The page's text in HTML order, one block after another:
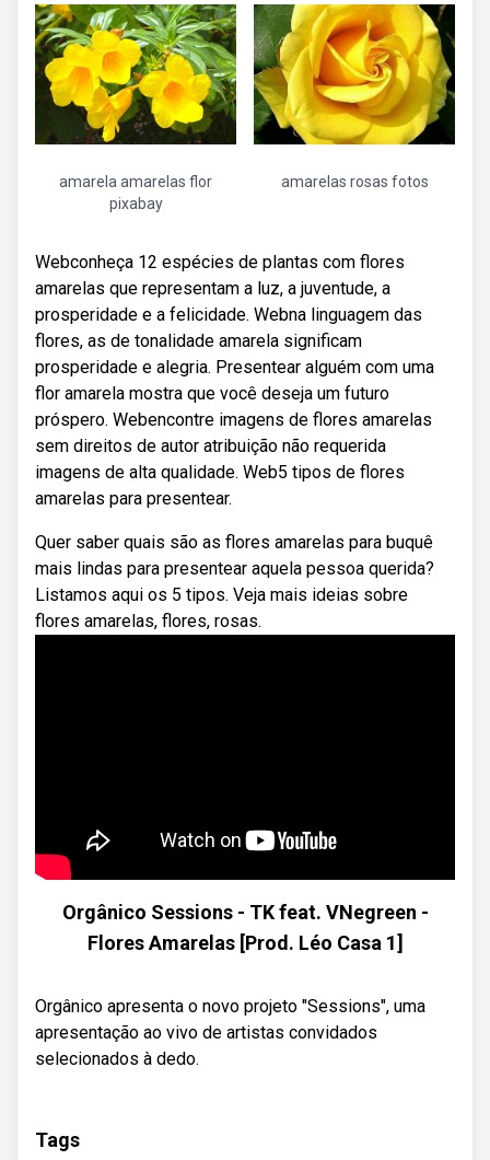
amarela amarelas flor
pixabay
amarelas rosas fotos
Webconheça 12 espécies de plantas com flores
amarelas que representam a luz, a juventude, a
prosperidade e a felicidade. Webna linguagem das
flores, as de tonalidade amarela significam
prosperidade e alegria. Presentear alguém com uma
flor amarela mostra que você deseja um futuro
próspero. Webencontre imagens de flores amarelas
sem direitos de autor atribuição não requerida
imagens de alta qualidade. Web5 tipos de flores
amarelas para presentear.
Quer saber quais são as flores amarelas para buquê
mais lindas para presentear aquela pessoa querida?
Listamos aqui os 5 tipos. Veja mais ideias sobre
flores amarelas, flores, rosas.
Orgânico Sessions - TK feat. VNegreen -
Flores Amarelas [Prod. Léo Casa 1]
Orgânico apresenta o novo projeto "Sessions", uma
apresentação ao vivo de artistas convidados
selecionados à dedo.
Tags